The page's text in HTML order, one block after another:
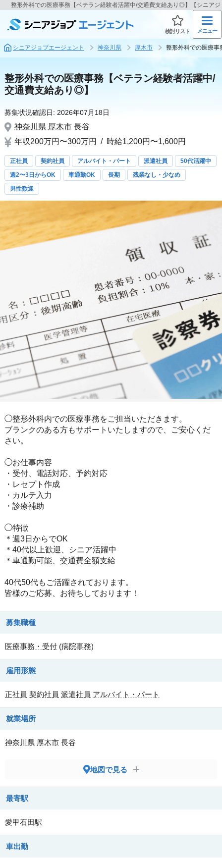
整形外科での医療事務【ベテラン経験者活躍中/交通費支給あり◎】【シニア
検討リスト メニュー
シニアジョブエージェント 神奈川県 厚木市 整形外科での医療
整形外科での医療事務【ベテラン経験者活躍中/
交通費支給あり◎】
募集状況確認日: 2026年07月18日
神奈川県 厚木市 長谷
年収200万円〜300万円
/ 時給1,200円〜1,600円
正社員 契約社員 アルバイト・パート 派遣社員
50代活躍中
週2〜3日からOK
車通勤OK 長期
残業なし・少なめ
男性歓迎
◯整形外科内での医療事務をご担当いただきます。
ブランクのある方もサポートいたしますので、ご安心くだ
さい。
◯お仕事内容
・受付、電話対応、予約対応
・レセプト作成
・カルテ入力
・診療補助
◯特徴
＊週3日からでOK
＊40代以上歓迎、シニア活躍中
＊車通勤可能、交通費全額支給
40代50代もご活躍されております。
皆様のご応募、お待ちしております！
募集職種
医療事務・受付 (病院事務)
雇用形態
正社員 契約社員 派遣社員 アルバイト・パート
就業場所
神奈川県 厚木市 長谷
地図で見る
最寄駅
愛甲石田駅
車出勤